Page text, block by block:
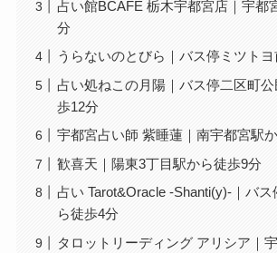
占い館BCAFE 栃木宇都宮店｜宇都
分
うらないのとびら｜バス停ミツト
占い処ねこの月陽｜バス停二区町
歩12分
宇都宮占い師 紫睡蓮｜南宇都宮駅
歓喜天｜陽東3丁目駅から徒歩9分
占い Tarot&Oracle -Shanti(y)-｜バ
ら徒歩4分
タロットリーディング アリシア｜